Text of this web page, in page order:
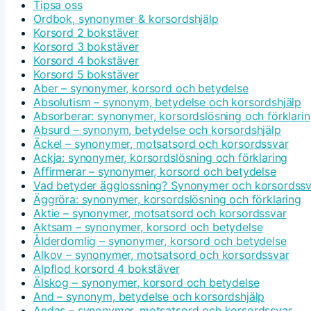
Tipsa oss
Ordbok, synonymer & korsordshjälp
Korsord 2 bokstäver
Korsord 3 bokstäver
Korsord 4 bokstäver
Korsord 5 bokstäver
Aber – synonymer, korsord och betydelse
Absolutism – synonym, betydelse och korsordshjälp
Absorberar: synonymer, korsordslösning och
Absurd – synonym, betydelse och korsordshjälp
Äckel – synonymer, motsatsord och korsordssvar
Ackja: synonymer, korsordslösning och förklaring
Affirmerar – synonymer, korsord och betydelse
Vad betyder ägglossning? Synonymer och
Äggröra: synonymer, korsordslösning och förklaring
Aktie – synonymer, motsatsord och korsordssvar
Aktsam – synonymer, korsord och betydelse
Ålderdomlig – synonymer, korsord och betydelse
Alkov – synonymer, motsatsord och korsordssvar
Alpflod korsord 4 bokstäver
Älskog – synonymer, korsord och betydelse
And – synonym, betydelse och korsordshjälp